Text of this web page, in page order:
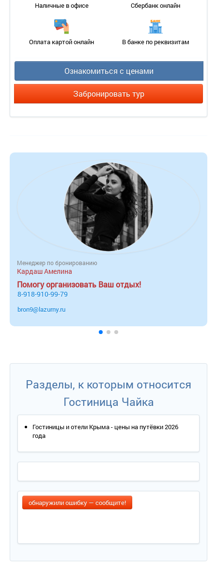
Наличные в офисе Сбербанк онлайн
Оплата картой онлайн В банке по реквизитам
Ознакомиться с ценами
Забронировать тур
Менеджер по бронированию
Кардаш Амелина
Помогу организовать Ваш отдых!
8-918-910-99-79
bron9@lazurny.ru
Разделы, к которым относится
Гостиница Чайка
Гостиницы и отели Крыма - цены на путёвки 2026
года
обнаружили ошибку — сообщите!